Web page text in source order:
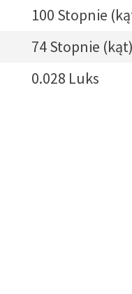
100 Stopnie
74 Stopnie
0.028 Luks